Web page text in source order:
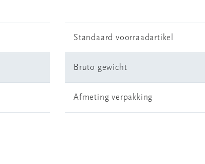
Standaard voorraadartikel
Bruto gewicht
Afmeting verpakking